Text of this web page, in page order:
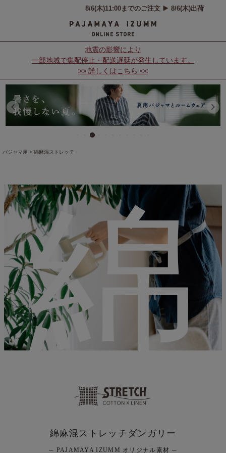
地震の影響により
一部地域で集配停止・配送遅延が発生しています。
>> 詳しくはこちら <<
パジャマ屋 綿麻混ストレッチ
綿
綿麻混ストレッチダンガリー
─ PAJAMAYA IZUMM オリジナル素材 ─